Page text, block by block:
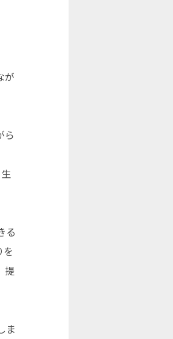
が
ら
る
提
ま